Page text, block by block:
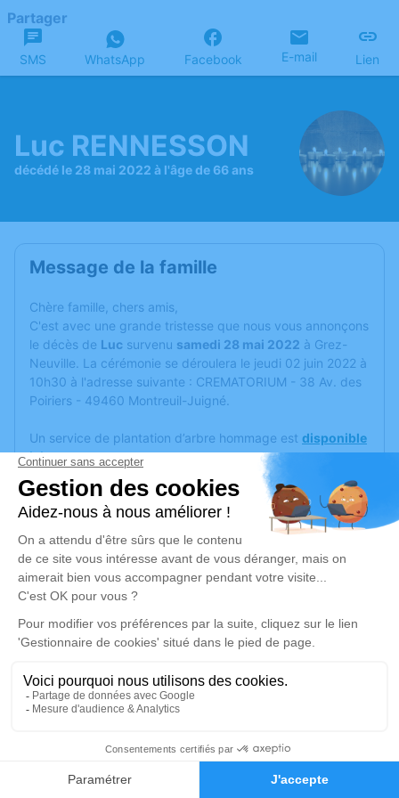
Faire-part Hommages
Partager
SMS WhatsApp Facebook E-mail Lien
Luc RENNESSON
décédé le 28 mai 2022 à l'âge de 66 ans
Message de la famille
Chère famille, chers amis,
C'est avec une grande tristesse que nous vous annonçons
le décès de Luc survenu samedi 28 mai 2022 à Grez-
Neuville. La cérémonie se déroulera le jeudi 02 juin 2022 à
10h30 à l'adresse suivante : CREMATORIUM - 38 Av. des
Poiriers - 49460 Montreuil-Juigné.
Un service de plantation d’arbre hommage est disponible
ici.
Je rends hommage
Cérémonie civile
jeudi 02 juin 2022 à 10h30
Crematorium de Montreuil-Juigné
38 Av. des Poiriers
49460 Montreuil-Juigné
Déroulé des obsèques
Cérémonie civile